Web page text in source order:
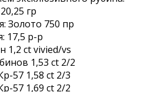
гр
Золото 750 пр
17,5 р-р
1,2 ct vivied/vs
1,53 сt 2/2
57 1,58 ct 2/3
57 1,69 ct 2/2